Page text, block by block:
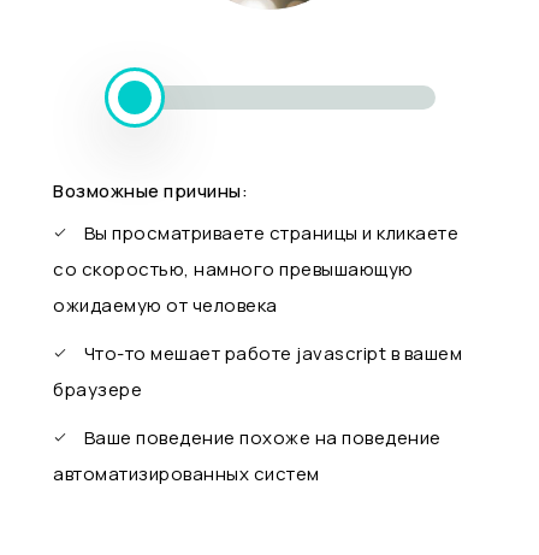
Возможные причины:
Вы просматриваете страницы и кликаете
со скоростью, намного превышающую
ожидаемую от человека
Что-то мешает работе javascript в вашем
браузере
Ваше поведение похоже на поведение
автоматизированных систем